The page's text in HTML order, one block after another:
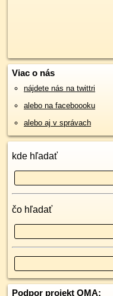
Viac o nás
nájdete nás na twittri
alebo na faceboooku
alebo aj v správach
kde hľadať
čo hľadať
Podpor projekt OMA: